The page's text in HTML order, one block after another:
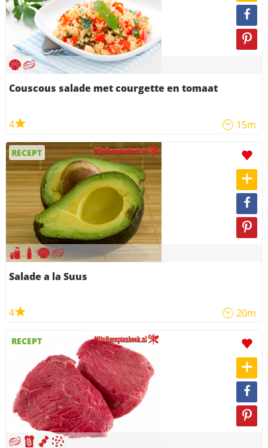
Couscous salade met courgette en tomaat
4 15m
RECEPT
Salade a la Suus
4 20m
RECEPT